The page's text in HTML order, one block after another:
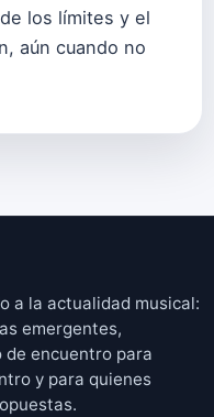
los límites y el
aún cuando no
a la actualidad musical:
emergentes,
de encuentro para
y para quienes